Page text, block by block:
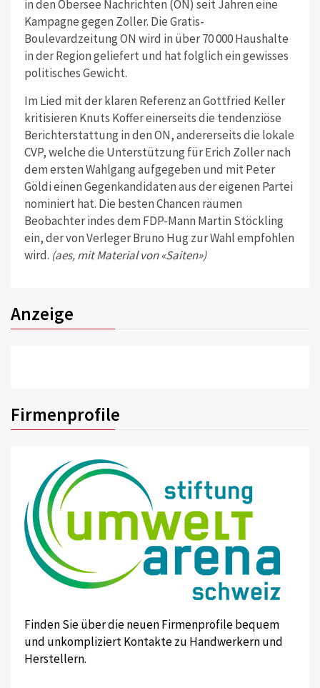
in den Obersee Nachrichten (ON) seit Jahren eine
Kampagne gegen Zoller. Die Gratis-
Boulevardzeitung ON wird in über 70 000 Haushalte
in der Region geliefert und hat folglich ein gewisses
politisches Gewicht.
Im Lied mit der klaren Referenz an Gottfried Keller
kritisieren Knuts Koffer einerseits die tendenziöse
Berichterstattung in den ON, andererseits die lokale
CVP, welche die Unterstützung für Erich Zoller nach
dem ersten Wahlgang aufgegeben und mit Peter
Göldi einen Gegenkandidaten aus der eigenen Partei
nominiert hat. Die besten Chancen räumen
Beobachter indes dem FDP-Mann Martin Stöckling
ein, der von Verleger Bruno Hug zur Wahl empfohlen
wird. (aes, mit Material von «Saiten»)
Anzeige
Firmenprofile
Finden Sie über die neuen Firmenprofile bequem
und unkompliziert Kontakte zu Handwerkern und
Herstellern.